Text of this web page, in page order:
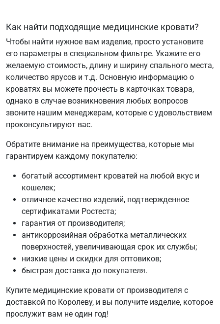
Как найти подходящие медицинские кровати?
Чтобы найти нужное вам изделие, просто установите
его параметры в специальном фильтре. Укажите его
желаемую стоимость, длину и ширину спального места,
количество ярусов и т.д. Основную информацию о
кроватях вы можете прочесть в карточках товара,
однако в случае возникновения любых вопросов
звоните нашим менеджерам, которые с удовольствием
проконсультируют вас.
Обратите внимание на преимущества, которые мы
гарантируем каждому покупателю:
богатый ассортимент кроватей на любой вкус и
кошелек;
отличное качество изделий, подтвержденное
сертификатами Ростеста;
гарантия от производителя;
антикоррозийная обработка металлических
поверхностей, увеличивающая срок их службы;
низкие цены и скидки для оптовиков;
быстрая доставка до покупателя.
Купите медицинские кровати от производителя с
доставкой по Королеву, и вы получите изделие, которое
прослужит вам не один год!